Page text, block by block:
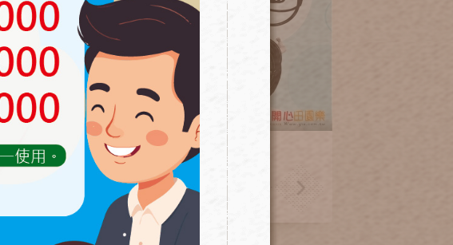
低壓噴霧系統36V 夏日優
惠原價九千限時8折
NT. 7,200